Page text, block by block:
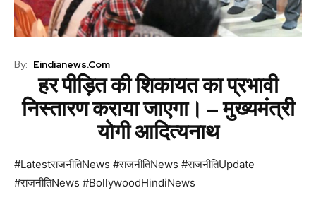
By: Eindianews.com
हर पीड़ित की शिकायत का प्रभावी
निस्तारण कराया जाएगा। – मुख्यमंत्री
योगी आदित्यनाथ
#LatestराजनीतिNews #राजनीतिNews #राजनीतिUpdate
#राजनीतिNews #BollywoodHindiNews